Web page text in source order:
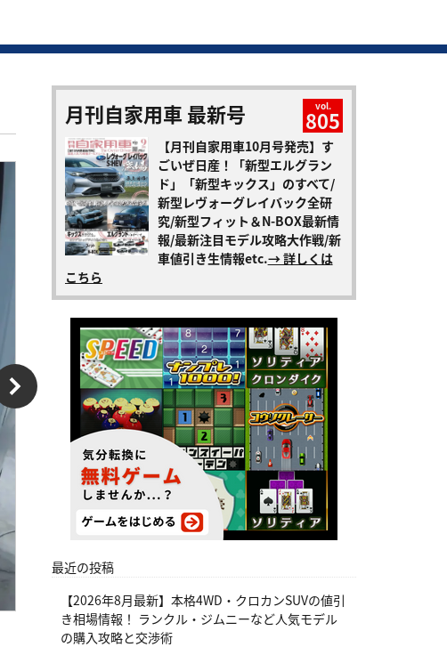
月刊自家用車 最新号 vol.
805
【月刊自家用車10月号発売】す
ごいぜ日産！「新型エルグラン
ド」「新型キックス」のすべて/
新型レヴォーグレイバック全研
究/新型フィット＆N-BOX最新情
報/最新注目モデル攻略大作戦/新
車値引き生情報etc.→ 詳しくは
こちら
最近の投稿
【2026年8月最新】本格4WD・クロカンSUVの値引
き相場情報！ ランクル・ジムニーなど人気モデル
の購入攻略と交渉術